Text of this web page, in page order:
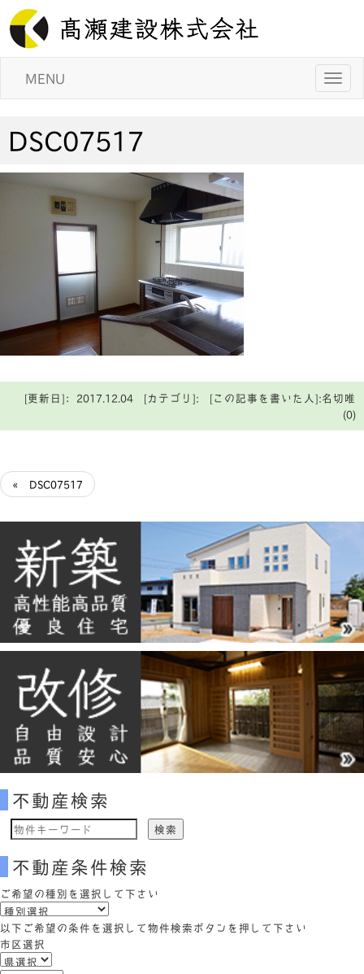
MENU
DSC07517
[更新日]：2017.12.04 [カテゴリ]: [この記事を書いた人]:名切唯
(0)
« DSC07517
不動産検索
(キ
ー
ワ
ー
ド)
不動産条件検索
ご希望の種別を選択して下さい
以下ご希望の条件を選択して物件検索ボタンを押して下さい
市区選択